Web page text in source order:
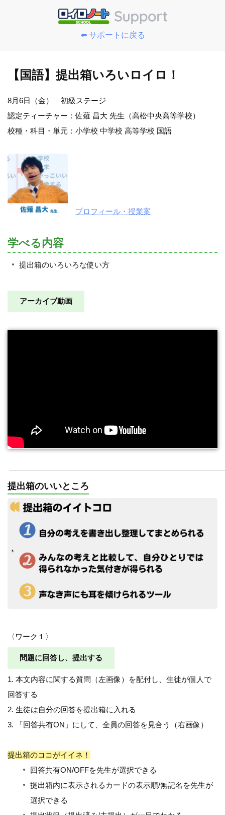
⬅️ サポートに戻る
【国語】提出箱いろいロイロ！
8月6日（金） 初級ステージ
認定ティーチャー：佐薙 昌大 先生（高松中央高等学校）
校種・科目・単元：小学校 中学校 高等学校 国語
プロフィール・授業案
学べる内容
提出箱のいろいろな使い方
アーカイブ動画
提出箱のいいところ
〈ワーク１〉
問題に回答し、提出する
1. 本文内容に関する質問（左画像）を配付し、生徒が個人で
回答する
2. 生徒は自分の回答を提出箱に入れる
3. 「回答共有ON」にして、全員の回答を見合う（右画像）
提出箱のココがイイネ！
回答共有ON/OFFを先生が選択できる
提出箱内に表示されるカードの表示順/無記名を先生が
選択できる